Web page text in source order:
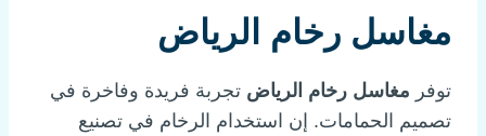
مغاسل رخام الرياض
توفر مغاسل رخام الرياض تجربة فريدة وفاخرة في
تصميم الحمامات. إن استخدام الرخام في تصنيع